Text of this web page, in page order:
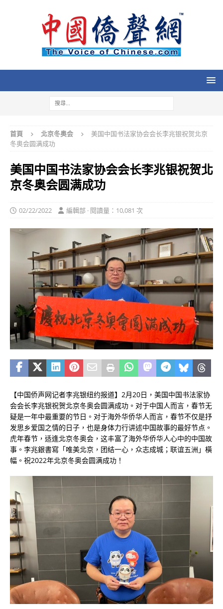
首頁 北京冬奥会
美国中国书法家协会会长李兆银祝贺北京
冬奥会圆满成功
美国中国书法家协会会长李兆银祝贺北
京冬奥会圆满成功
02/22/2022 編輯部 · 閱讀量：10,081 次
【中国侨声网记者李兆银纽约报道】2月20日，美国中国书法家协
会会长李兆银祝贺北京冬奥会圆满成功。对于中国人而言，春节无
疑是一年中最重要的节日。对于海外华侨华人而言，春节不仅是抒
发思乡爱国之情的日子，也是身体力行讲述中国故事的最好节点。
虎年春节，适逢北京冬奥会，这丰富了海外华侨华人心中的中国故
事。李兆銀書寫「唯美北京，团结一心，众志成城；联谊五洲」橫
幅。祝2022年北京冬奥会圆满成功！